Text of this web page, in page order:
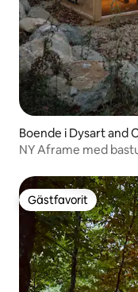
Boende i Dysart and
NY Aframe med
Gästfavorit
Gästfavorit